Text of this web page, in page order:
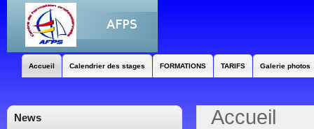
Accueil Calendrier des stages FORMATIONS TARIFS Galerie photos
News Accueil